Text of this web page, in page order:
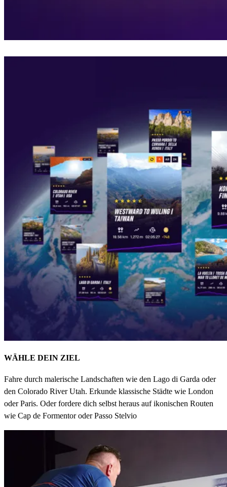
WÄHLE DEIN ZIEL
Fahre durch malerische Landschaften wie den Lago di Garda oder
den Colorado River Utah. Erkunde klassische Städte wie London
oder Paris. Oder fordere dich selbst heraus auf ikonischen Routen
wie Cap de Formentor oder Passo Stelvio